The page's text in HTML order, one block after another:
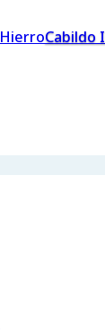
Cabildo